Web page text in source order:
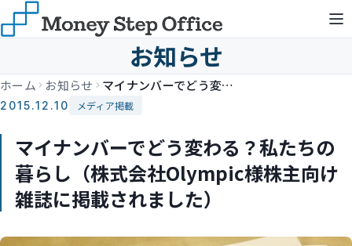
お知らせ
ホーム お知らせ マイナンバーでどう変わる？私たちの暮らし（株式会社Olympic様株主向け雑誌に掲載されました）
2015.12.10 メディア掲載
マイナンバーでどう変わる？私たちの
暮らし（株式会社Olympic様株主向け
雑誌に掲載されました）